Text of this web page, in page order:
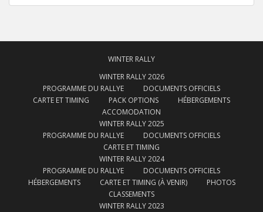
WINTER RALLY
WINTER RALLY 2026
PROGRAMME DU RALLYE
DOCUMENTS OFFICIELS
CARTE ET TIMING
PACK OPTIONS
HÉBERGEMENTS
ACCOMODATION
WINTER RALLY 2025
PROGRAMME DU RALLYE
DOCUMENTS OFFICIELS
CARTE ET TIMING
WINTER RALLY 2024
PROGRAMME DU RALLYE
DOCUMENTS OFFICIELS
HÉBERGEMENTS
CARTE ET TIMING (À VENIR)
PHOTOS
CLASSEMENTS
WINTER RALLY 2023